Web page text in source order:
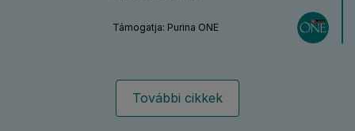
Támogatja: Purina ONE
További cikkek